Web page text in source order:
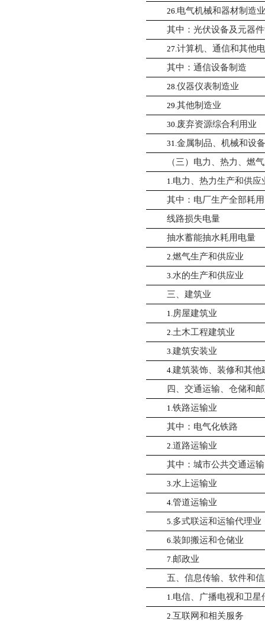
26.电气机械和器材制造业
其中：光伏设备及元器
27.计算机、通信和其他
其中：通信设备制造
28.仪器仪表制造业
29.其他制造业
30.废弃资源综合利用业
31.金属制品、机械和设
（三）电力、热力、燃
1.电力、热力生产和供应
其中：电厂生产全部耗
线路损失电量
抽水蓄能抽水耗用电量
2.燃气生产和供应业
3.水的生产和供应业
三、建筑业
1.房屋建筑业
2.土木工程建筑业
3.建筑安装业
4.建筑装饰、装修和其他
四、交通运输、仓储和
1.铁路运输业
其中：电气化铁路
2.道路运输业
其中：城市公共交通运输
3.水上运输业
4.管道运输业
5.多式联运和运输代理业
6.装卸搬运和仓储业
7.邮政业
五、信息传输、软件和
1.电信、广播电视和卫星
2.互联网和相关服务